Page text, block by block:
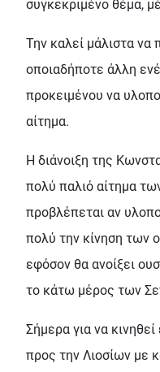
συγκεκριμένο θέμα,
Την καλεί μάλιστα να
οποιαδήποτε άλλη
προκειμένου να
αίτημα.
Η διάνοιξη της
πολύ παλιό αίτημα
προβλέπεται αν
πολύ την κίνηση των
εφόσον θα ανοίξει
το κάτω μέρος των
Σήμερα για να
προς την Λιοσίων με